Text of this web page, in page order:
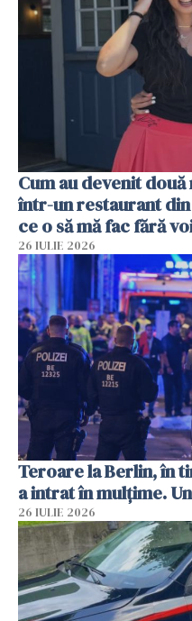
Cum au devenit
într-un restaurant din
ce o să mă fac fără
26 IULIE 2026
Teroare la Berlin, în
a intrat în mulțime.
26 IULIE 2026